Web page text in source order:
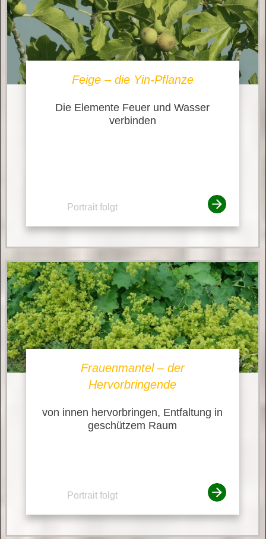
Feige – die Yin-Pflanze
Die Elemente Feuer und Wasser
verbinden
Portrait folgt
Frauenmantel – der
Hervorbringende
von innen hervorbringen, Entfaltung in
geschützem Raum
Portrait folgt